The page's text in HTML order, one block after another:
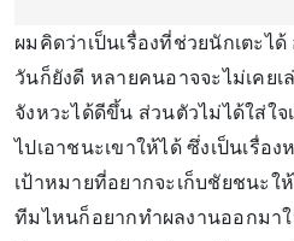
ผมคิดว่าเป็นเรื่องที่ช่วยนักเตะไ
วันก็ยังดี หลายคนอาจจะไม่เคย
จังหวะได้ดีขึ้น ส่วนตัวไม่ได้ใส่ใจ
ไปเอาชนะเขาให้ได้ ซึ่งเป็นเรื่อ
เป้าหมายที่อยากจะเก็บชัยชนะให้
ทีมไหนก็อยากทำผลงานออกมา